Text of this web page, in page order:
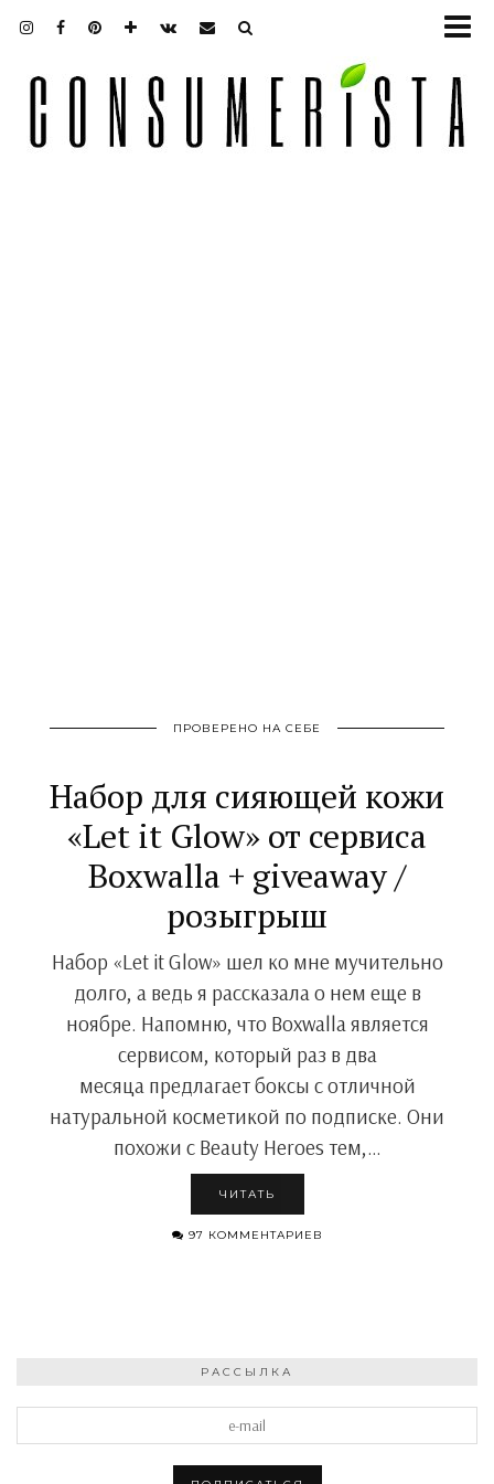
ПРОВЕРЕНО НА СЕБЕ
Набор для сияющей кожи
«Let it Glow» от сервиса
Boxwalla + giveaway /
розыгрыш
Набор «Let it Glow» шел ко мне мучительно
долго, а ведь я рассказала о нем еще в
ноябре. Напомню, что Boxwalla является
сервисом, который раз в два
месяца предлагает боксы с отличной
натуральной косметикой по подписке. Они
похожи с Beauty Heroes тем,…
ЧИТАТЬ
97 КОММЕНТАРИЕВ
РАССЫЛКА